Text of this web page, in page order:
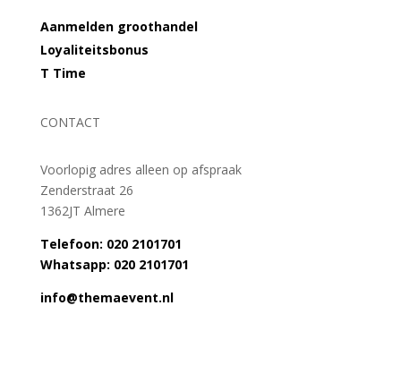
Aanmelden groothandel
Loyaliteitsbonus
T Time
CONTACT
Voorlopig adres alleen op afspraak
Zenderstraat 26
1362JT Almere
Telefoon: 020 2101701
Whatsapp: 020 2101701
info@themaevent.nl